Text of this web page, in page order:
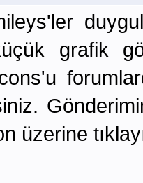
grafik
üzerine